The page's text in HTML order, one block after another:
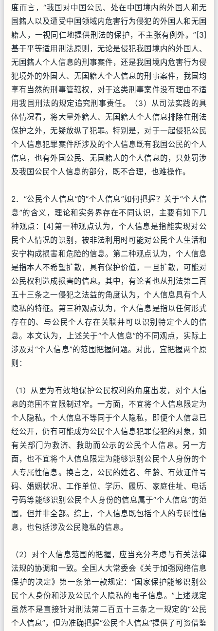
度而言，“我国对中国公民、处在中国境内的外国人和无
国籍人以及遭受中国领域内危害行为侵犯的外国人和无国
籍人，一视同仁地提供刑法的保护，不主张有例外。”[3]
基于平等适用刑法原则，无论是侵犯我国境内的外国人、
无国籍人个人信息的刑事案件，还是我国境内危害行为侵
犯境外的外国人、无国籍人个人信息的刑事案件，我国均
享有当然的刑事管辖权，对于这类刑事案件没有理由不适
用我国刑法的规定追究刑事责任。（3）从司法实践的具
体情况看，将大量外籍人、无国籍人个人信息排除在刑法
保护之外，无疑放纵了犯罪。特别是，对于一起侵犯公民
个人信息犯罪案件所涉及的个人信息既有我国公民的个人
信息，也有外国公民、无国籍人的个人信息的，只处罚涉
及我国公民个人信息的部分，既不合理，也难操作。
2．“公民个人信息”的“个人信息”如何把握？关于“个人信
息”的含义，理论和实务界存在不同认识，主要有如下几
种观点：[4]第一种观点认为，个人信息是指能实现对公
民个人情况的识别，被非法利用时可能对公民个人生活和
安宁构成损害和危险的信息。第二种观点认为，个人信息
是指本人不希望扩散，具有保护价值，一旦扩散，可能对
公民权利造成损害的信息。其中，有论者也从刑法第二百
五十三条之一侵犯之法益的角度认为，个人信息具有个人
隐私的特征。第三种观点认为，个人信息是指以任何形式
存在的、与公民个人存在关联并可以识别特定个人的信
息。本文认为，上述关于“个人信息”的不同观点，实际上
涉及对“个人信息”的范围把握问题。对此，宜把握两个原
则：
（1）从更为有效地保护公民权利的角度出发，对个人信
息的范围不宜限制过窄。一方面，不宜将个人信息限定为
个人隐私。个人信息不等同于个人隐私，即便个人信息已
经公开，仍有可能成为公民个人信息犯罪侵犯的对象，如
有关部门为救济、救助而公示的公民个人信息。另一方
面，也不宜将个人信息限定为能够识别公民个人身份的个
人专属性信息。换言之，公民的姓名、年龄、有效证件号
码、婚姻状况、工作单位、学历、履历、家庭住址、电话
号码等能够识别公民个人身份的信息属于“个人信息”的范
围，但并非全部。综上，个人信息既包括个人的专属性信
息，也包括涉及公民隐私的信息。
（2）对个人信息范围的把握，应当充分考虑与有关法律
法规的协调和一致。全国人大常委会《关于加强网络信息
保护的决定》第一条第一款规定：“国家保护能够识别公
民个人身份和涉及公民个人隐私的电子信息。”上述规定
虽然不是直接针对刑法第二百五十三条之一规定的“公民
个人信息”，但为准确把握“公民个人信息”提供了可资借鉴